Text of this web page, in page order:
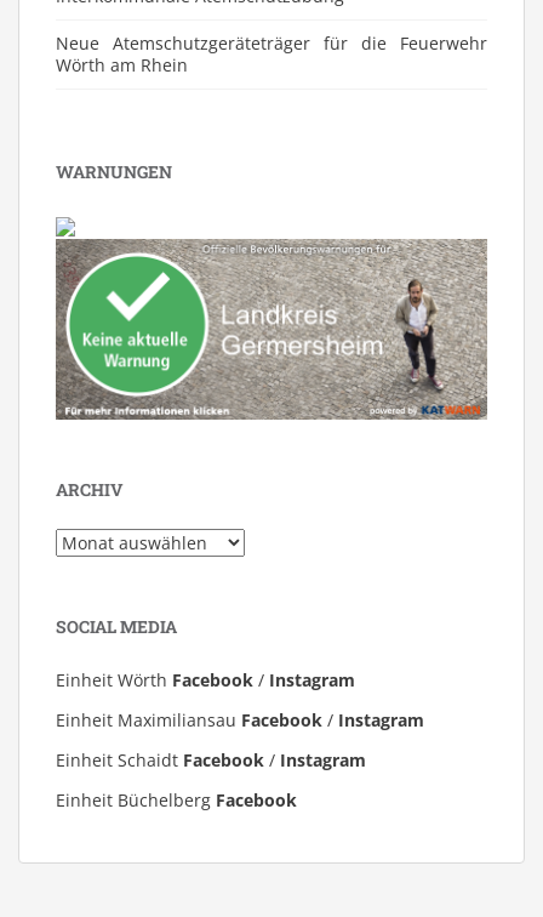
Neue Atemschutzgeräteträger für die Feuerwehr
Wörth am Rhein
WARNUNGEN
ARCHIV
Archiv
SOCIAL MEDIA
Einheit Wörth Facebook / Instagram
Einheit Maximiliansau Facebook / Instagram
Einheit Schaidt Facebook / Instagram
Einheit Büchelberg Facebook